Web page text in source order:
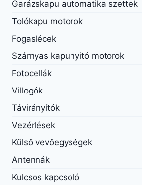
Garázskapu automatika szettek
Tolókapu motorok
Fogaslécek
Szárnyas kapunyitó motorok
Fotocellák
Villogók
Távirányítók
Vezérlések
Külső vevőegységek
Antennák
Kulcsos kapcsoló